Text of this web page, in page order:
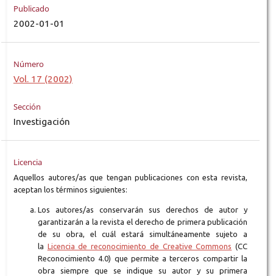
Publicado
2002-01-01
Número
Vol. 17 (2002)
Sección
Investigación
Licencia
Aquellos autores/as que tengan publicaciones con esta revista,
aceptan los términos siguientes:
Los autores/as conservarán sus derechos de autor y
garantizarán a la revista el derecho de primera publicación
de su obra, el cuál estará simultáneamente sujeto a
la Licencia de reconocimiento de Creative Commons (CC
Reconocimiento 4.0) que permite a terceros compartir la
obra siempre que se indique su autor y su primera